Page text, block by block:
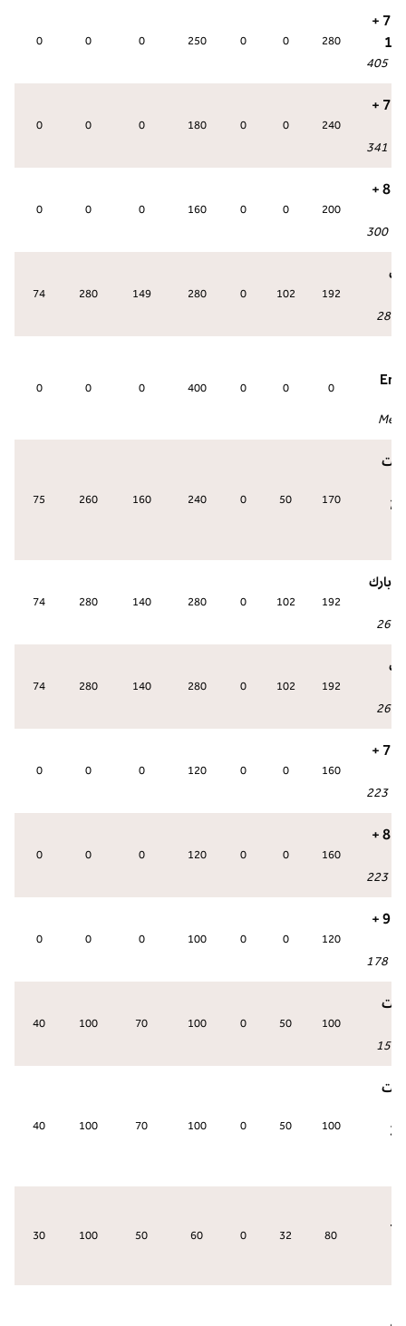
جناح بارك 7 +
405
280
0
0
250
0
0
0
جناح بارك 7 +
341
240
0
0
180
0
0
0
جناح بارك 8 +
300
200
0
0
160
0
0
0
284
192
102
0
280
149
280
74
0
0
0
400
0
0
0
170
50
0
240
160
260
75
بارك
261
192
102
0
280
140
280
74
261
192
102
0
280
140
280
74
جناح بارك 7 +
223
160
0
0
120
0
0
0
جناح بارك 8 +
223
160
0
0
120
0
0
0
جناح بارك 9 +
178
120
0
0
100
0
0
0
159
100
50
0
100
70
100
40
100
50
0
100
70
100
40
80
32
0
60
50
100
30